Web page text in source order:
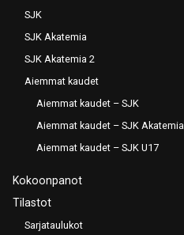
SJK
SJK Akatemia
SJK Akatemia 2
Aiemmat kaudet
Aiemmat kaudet – SJK
Aiemmat kaudet – SJK Akatemia
Aiemmat kaudet – SJK U17
Kokoonpanot
Tilastot
Sarjataulukot